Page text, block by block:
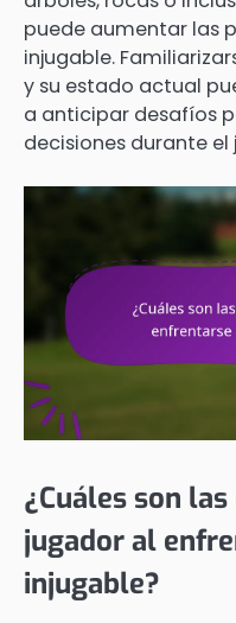
puede aumentar las
injugable.
y su estado actual
a anticipar desafíos
decisiones durante el
¿Cuáles son
jugador al
injugable?